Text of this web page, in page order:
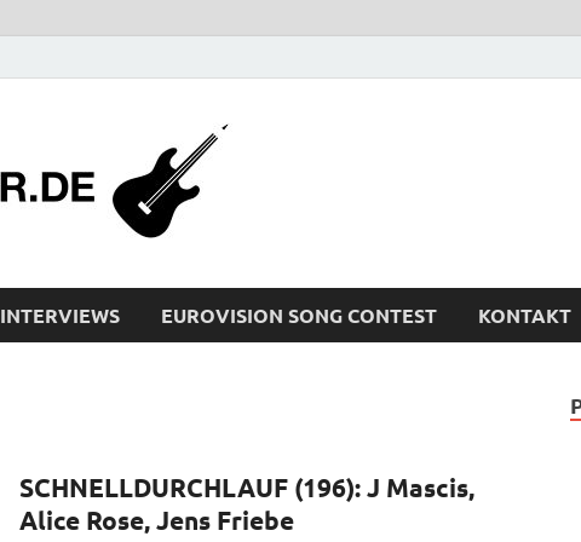
INTERVIEWS EUROVISION SONG CONTEST KONTAKT
SCHNELLDURCHLAUF (196): J Mascis,
Alice Rose, Jens Friebe